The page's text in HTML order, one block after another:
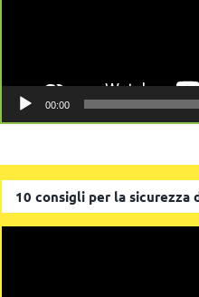
00:00
10 consigli per la sicurezza